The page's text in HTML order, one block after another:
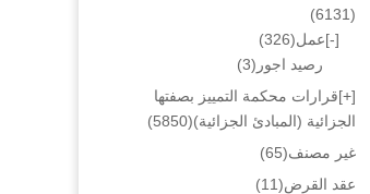
(6131)
[-]عمل(326)
رصيد اجور (3)
[+]قرارات محكمة التمييز بصفتها
الجزائية (المبادئ الجزائية)(5850)
غير مصنف(65)
عقد القرض(11)